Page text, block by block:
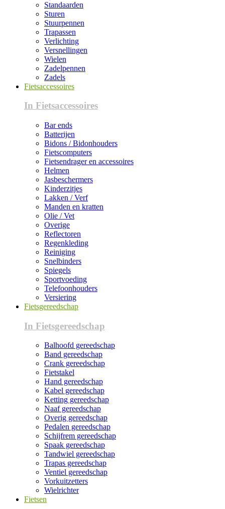
Standaarden
Sturen
Stuurpennen
Trapassen
Verlichting
Versnellingen
Wielen
Zadelpennen
Zadels
Fietsaccessoires
In Fietsaccessoires
Bar ends
Batterijen
Bidons / Bidonhouders
Fietscomputers
Fietsendrager en accessoires
Helmen
Jasbeschermers
Kinderzitjes
Lakken / Verf
Manden en kratten
Olie / Vet
Overige
Reflectoren
Regenkleding
Reiniging
Snelbinders
Spiegels
Sportvoeding
Telefoonhouders
Versiering
Fietsgereedschap
In Fietsgereedschap
Balhoofd gereedschap
Band gereedschap
Crank gereedschap
Fietstakel
Hand gereedschap
Kabel gereedschap
Ketting gereedschap
Naaf gereedschap
Overig gereedschap
Pedalen gereedschap
Schijfrem gereedschap
Spaak gereedschap
Tandwiel gereedschap
Trapas gereedschap
Ventiel gereedschap
Vorkuitzetters
Wielrichter
Fietsen